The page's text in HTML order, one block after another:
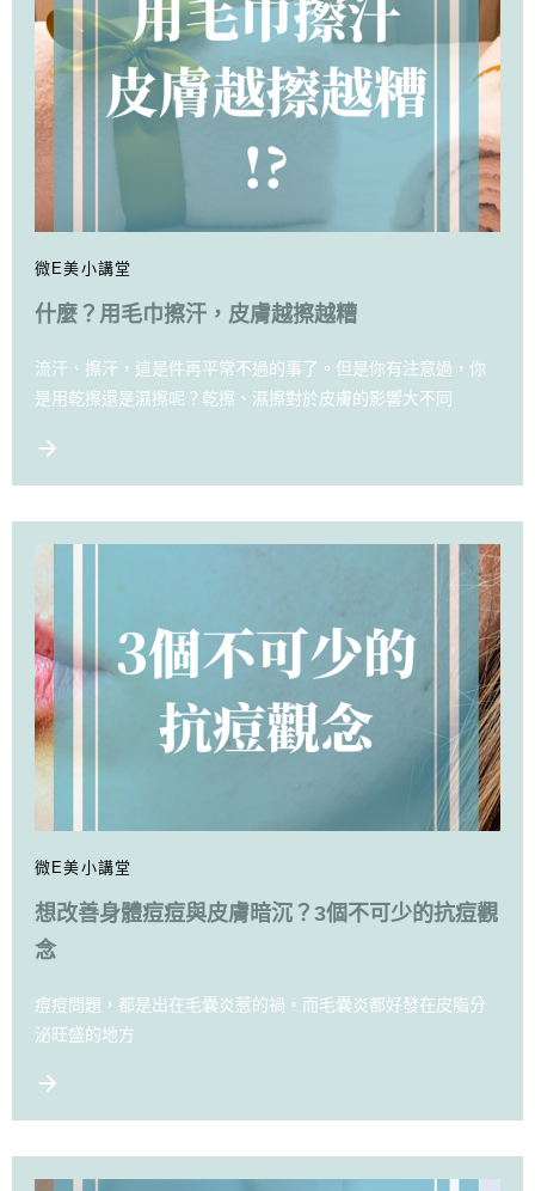
微E美小講堂
什麼？用毛巾擦汗，皮膚越擦越糟
流汗、擦汗，這是件再平常不過的事了。但是你有注意過，你
是用乾擦還是濕擦呢？乾擦、濕擦對於皮膚的影響大不同
微E美小講堂
想改善身體痘痘與皮膚暗沉？3個不可少的抗痘觀
念
痘痘問題，都是出在毛囊炎惹的禍。而毛囊炎都好發在皮脂分
泌旺盛的地方